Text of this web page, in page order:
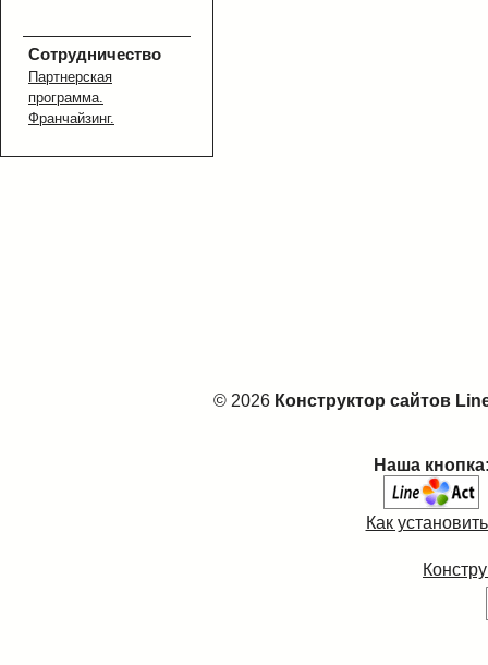
Сотрудничество
Партнерская
программа.
Франчайзинг.
© 2026 Конструктор сайтов
Наша
Как